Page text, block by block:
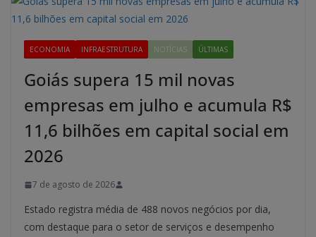
ECONOMIA INFRAESTRUTURA NOTÍCIAS ÚLTIMAS
Goiás supera 15 mil novas
empresas em julho e acumula R$
11,6 bilhões em capital social em
2026
7 de agosto de 2026
Estado registra média de 488 novos negócios por dia,
com destaque para o setor de serviços e desempenho